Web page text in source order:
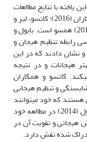
یافته با نتایج مطالعات
و همکاران (2016)؛ کاتسو، لیز و
و
بررسی رابطه تنظیم هیجان و
نشان دادند که در این
هیجانات و در نتیجه
کاتسو و همکاران
شایستگی و تنظیم هیجانی
هستند که خود می­توانند
از ذهن­آگاهی ناشی شوند. کارونسکمانکول (2014) در مطالعه خود
هیجانی و تقویت آن در
شده نقش دارد.